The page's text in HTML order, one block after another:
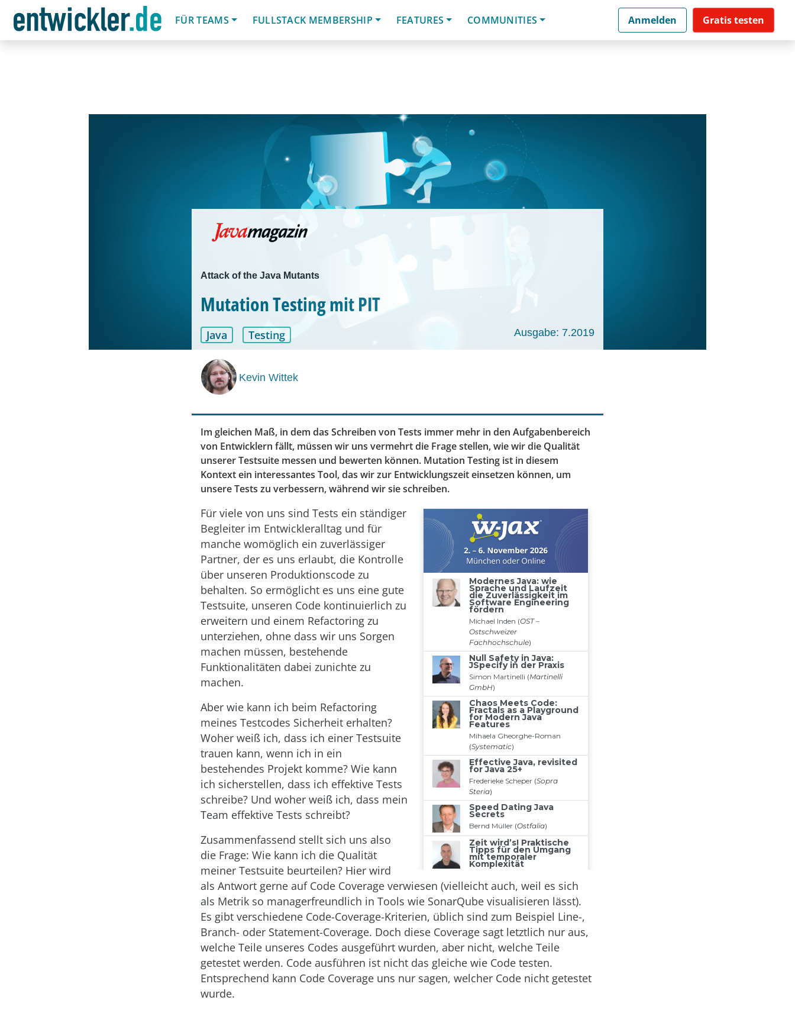
FÜR TEAMS
FULLSTACK MEMBERSHIP FEATURES COMMUNITIES Anmelden Gratis testen
Attack of the Java Mutants
Mutation Testing mit PIT
Java Testing Ausgabe: 7.2019
Kevin Wittek
Im gleichen Maß, in dem das Schreiben von Tests immer mehr in den Aufgabenbereich
von Entwicklern fällt, müssen wir uns vermehrt die Frage stellen, wie wir die Qualität
unserer Testsuite messen und bewerten können. Mutation Testing ist in diesem
Kontext ein interessantes Tool, das wir zur Entwicklungszeit einsetzen können, um
unsere Tests zu verbessern, während wir sie schreiben.
Für viele von uns sind Tests ein ständiger
Begleiter im Entwickleralltag und für
manche womöglich ein zuverlässiger
Partner, der es uns erlaubt, die Kontrolle
über unseren Produktionscode zu
behalten. So ermöglicht es uns eine gute
Testsuite, unseren Code kontinuierlich zu
erweitern und einem Refactoring zu
unterziehen, ohne dass wir uns Sorgen
machen müssen, bestehende
Funktionalitäten dabei zunichte zu
machen.
Aber wie kann ich beim Refactoring
meines Testcodes Sicherheit erhalten?
Woher weiß ich, dass ich einer Testsuite
trauen kann, wenn ich in ein
bestehendes Projekt komme? Wie kann
ich sicherstellen, dass ich effektive Tests
schreibe? Und woher weiß ich, dass mein
Team effektive Tests schreibt?
Zusammenfassend stellt sich uns also
die Frage: Wie kann ich die Qualität
meiner Testsuite beurteilen? Hier wird
als Antwort gerne auf Code Coverage verwiesen (vielleicht auch, weil es sich
als Metrik so managerfreundlich in Tools wie SonarQube visualisieren lässt).
Es gibt verschiedene Code-Coverage-Kriterien, üblich sind zum Beispiel Line-,
Branch- oder Statement-Coverage. Doch diese Coverage sagt letztlich nur aus,
welche Teile unseres Codes ausgeführt wurden, aber nicht, welche Teile
getestet werden. Code ausführen ist nicht das gleiche wie Code testen.
Entsprechend kann Code Coverage uns nur sagen, welcher Code nicht getestet
wurde.